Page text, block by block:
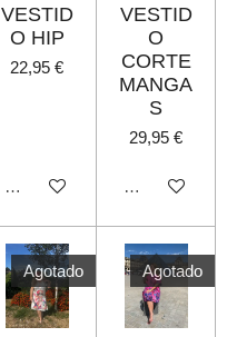
VESTID
O HIP
22,95 €
Agotado
VESTID
O
CORTE
MANGA
S
29,95 €
Agotado
Agotado Agotado